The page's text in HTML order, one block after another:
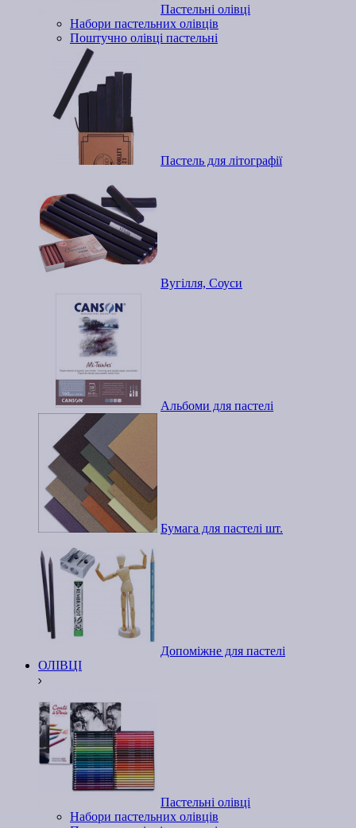
Пастельні олівці
Набори пастельних олівців
Поштучно олівці пастельні
Пастель для літографії
Вугілля, Соуси
Альбоми для пастелі
Бумага для пастелі шт.
Допоміжне для пастелі
ОЛІВЦІ
Пастельні олівці
Набори пастельних олівців